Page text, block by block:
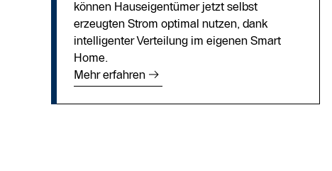
können Hauseigentümer jetzt selbst
erzeugten Strom optimal nutzen, dank
intelligenter Verteilung im eigenen Smart
Home.
Mehr erfahren